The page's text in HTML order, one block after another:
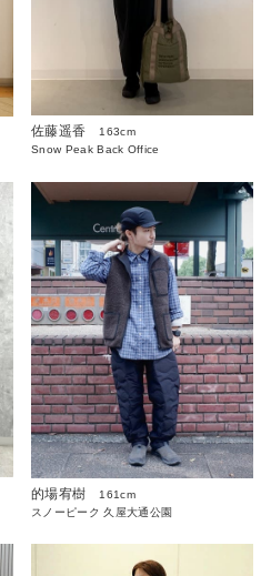
佐藤遥香
163cm
Snow Peak Back Office
的場宥樹
161cm
スノーピーク 久屋大通公園